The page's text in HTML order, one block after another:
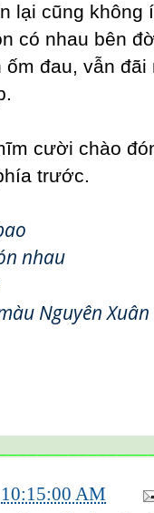
lại cũng
có nhau bên
đau, vẫn
cườichào
trước.
nhau
Nguyên Xuân
10:15:00 AM